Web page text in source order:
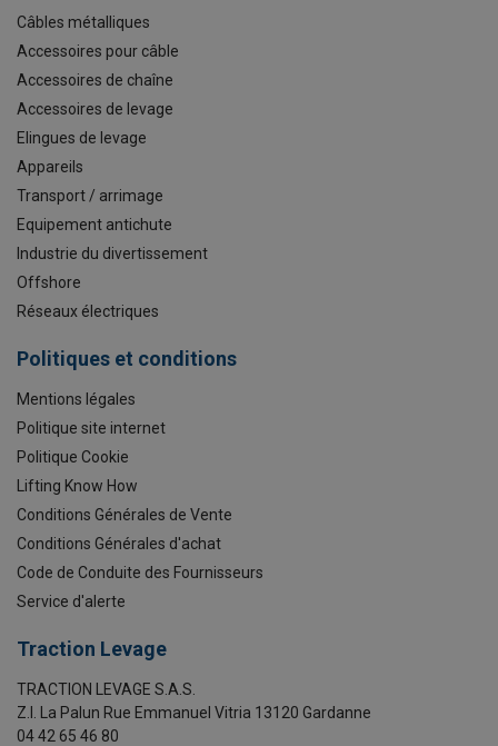
Câbles métalliques
Accessoires pour câble
Accessoires de chaîne
Accessoires de levage
Elingues de levage
Appareils
Transport / arrimage
Equipement antichute
Industrie du divertissement
Offshore
Réseaux électriques
Politiques et conditions
Mentions légales
Politique site internet
Politique Cookie
Lifting Know How
Conditions Générales de Vente
Conditions Générales d'achat
Code de Conduite des Fournisseurs
Service d'alerte
Traction Levage
TRACTION LEVAGE S.A.S.
Z.I. La Palun Rue Emmanuel Vitria 13120 Gardanne
04 42 65 46 80